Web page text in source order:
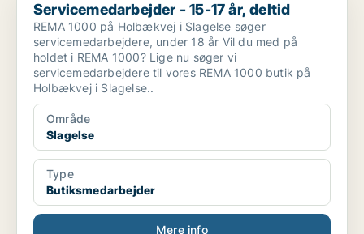
Servicemedarbejder - 15-17 år, deltid
REMA 1000 på Holbækvej i Slagelse søger
servicemedarbejdere, under 18 år Vil du med på
holdet i REMA 1000? Lige nu søger vi
servicemedarbejdere til vores REMA 1000 butik på
Holbækvej i Slagelse..
Område
Slagelse
Type
Butiksmedarbejder
Mere info